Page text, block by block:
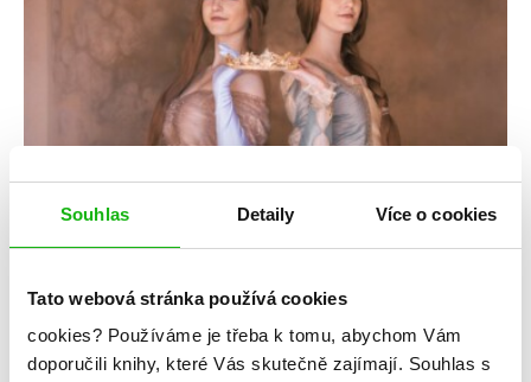
Souhlas Detaily Více o cookies
Tato webová stránka používá cookies
cookies? Používáme je třeba k tomu, abychom Vám
doporučili knihy, které Vás skutečně zajímají. Souhlas s
Cosplay Korunní princezny
Dvě sestry, jedna koruna, a to, kdo si ji nasadí na hlavu,
rozhodne o budoucnosti celého království a všech čarodějnice